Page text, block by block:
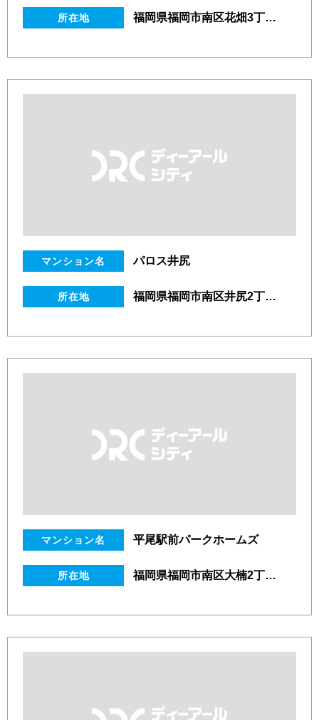
所在地 福岡県福岡市南区花畑3丁目40番24号
マンション名 パロス井尻
所在地 福岡県福岡市南区井尻2丁目47番25号
マンション名 平尾駅前パークホームズ
所在地 福岡県福岡市南区大楠2丁目20番1号